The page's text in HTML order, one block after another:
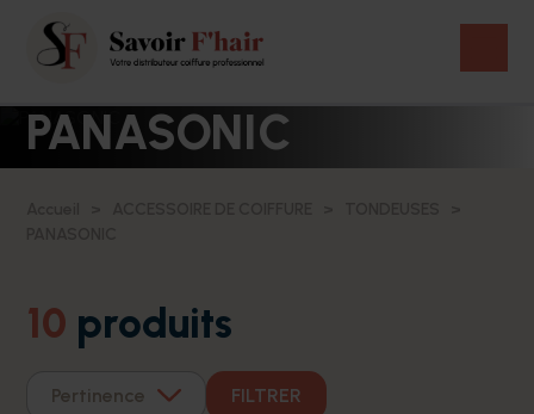
PANASONIC
10 produits
Pertinence FILTRER